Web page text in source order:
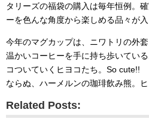
タリーズの福袋の購入は毎年恒例。
ーを色んな角度から楽しめる品々が入
今年のマグカップは、ニワトリの外
温かいコーヒーを手に持ち歩いてい
コついていくヒヨコたち。So cute!!
ならぬ、ハーメルンの珈琲飲み熊。
Related Posts: